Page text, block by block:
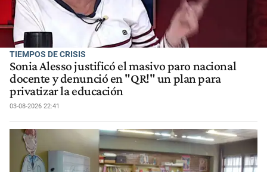
TIEMPOS DE CRISIS
Sonia Alesso justificó el masivo paro nacional
docente y denunció en "QR!" un plan para
privatizar la educación
03-08-2026 22:41